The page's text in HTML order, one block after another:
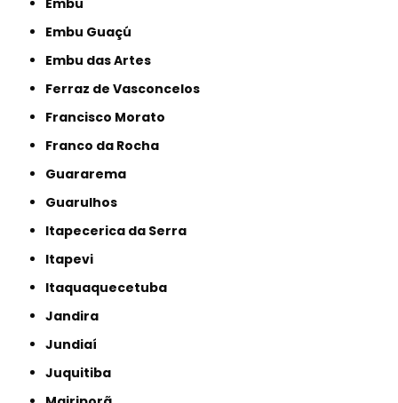
Embu
Embu Guaçú
Embu das Artes
Ferraz de Vasconcelos
Francisco Morato
Franco da Rocha
Guararema
Guarulhos
Itapecerica da Serra
Itapevi
Itaquaquecetuba
Jandira
Jundiaí
Juquitiba